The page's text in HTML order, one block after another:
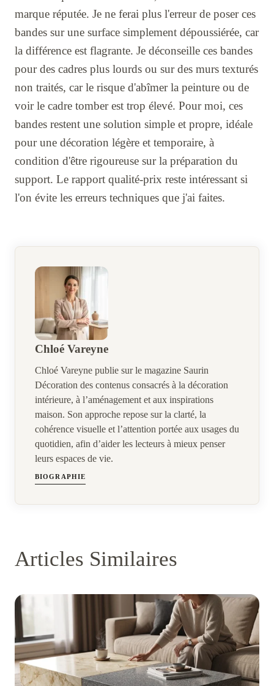
marque réputée. Je ne ferai plus l'erreur de poser ces
bandes sur une surface simplement dépoussiérée, car
la différence est flagrante. Je déconseille ces bandes
pour des cadres plus lourds ou sur des murs texturés
non traités, car le risque d'abîmer la peinture ou de
voir le cadre tomber est trop élevé. Pour moi, ces
bandes restent une solution simple et propre, idéale
pour une décoration légère et temporaire, à
condition d'être rigoureuse sur la préparation du
support. Le rapport qualité-prix reste intéressant si
l'on évite les erreurs techniques que j'ai faites.
Chloé Vareyne
Chloé Vareyne publie sur le magazine Saurin
Décoration des contenus consacrés à la décoration
intérieure, à l’aménagement et aux inspirations
maison. Son approche repose sur la clarté, la
cohérence visuelle et l’attention portée aux usages du
quotidien, afin d’aider les lecteurs à mieux penser
leurs espaces de vie.
BIOGRAPHIE
Articles Similaires